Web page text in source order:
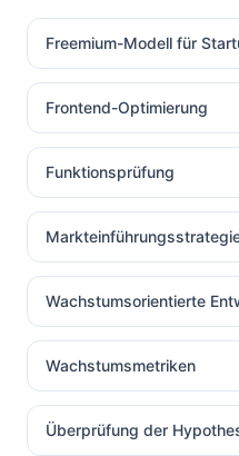
Freemium-Modell für
Frontend-Optimierung
Funktionsprüfung
Wachstumsorientierte
Wachstumsmetriken
Überprüfung der